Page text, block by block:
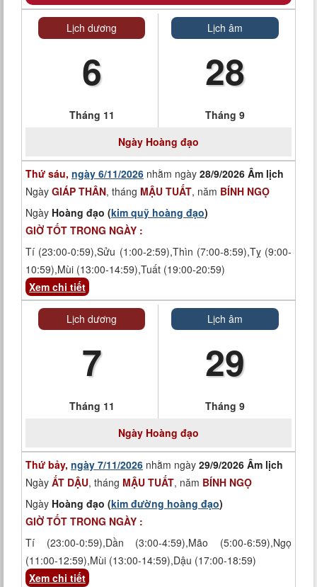
Lịch dương
6
Tháng 11
Lịch âm
28
Tháng 9
Ngày Hoàng đạo
Thứ sáu, ngày 6/11/2026 nhằm ngày 28/9/2026 Âm lịch
Ngày GIÁP THÂN, tháng MẬU TUẤT, năm BÍNH NGỌ
Ngày Hoàng đạo (kim quỹ hoàng đạo)
GIỜ TỐT TRONG NGÀY :
Tí (23:00-0:59),Sửu (1:00-2:59),Thìn (7:00-8:59),Tỵ (9:00-
10:59),Mùi (13:00-14:59),Tuất (19:00-20:59)
Xem chi tiết
Lịch dương
7
Tháng 11
Lịch âm
29
Tháng 9
Ngày Hoàng đạo
Thứ bảy, ngày 7/11/2026 nhằm ngày 29/9/2026 Âm lịch
Ngày ẤT DẬU, tháng MẬU TUẤT, năm BÍNH NGỌ
Ngày Hoàng đạo (kim đường hoàng đạo)
GIỜ TỐT TRONG NGÀY :
Tí (23:00-0:59),Dần (3:00-4:59),Mão (5:00-6:59),Ngọ
(11:00-12:59),Mùi (13:00-14:59),Dậu (17:00-18:59)
Xem chi tiết